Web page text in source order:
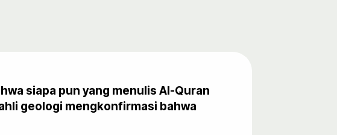
siapa pun yang menulis Al-Quran
geologi mengkonfirmasi bahwa